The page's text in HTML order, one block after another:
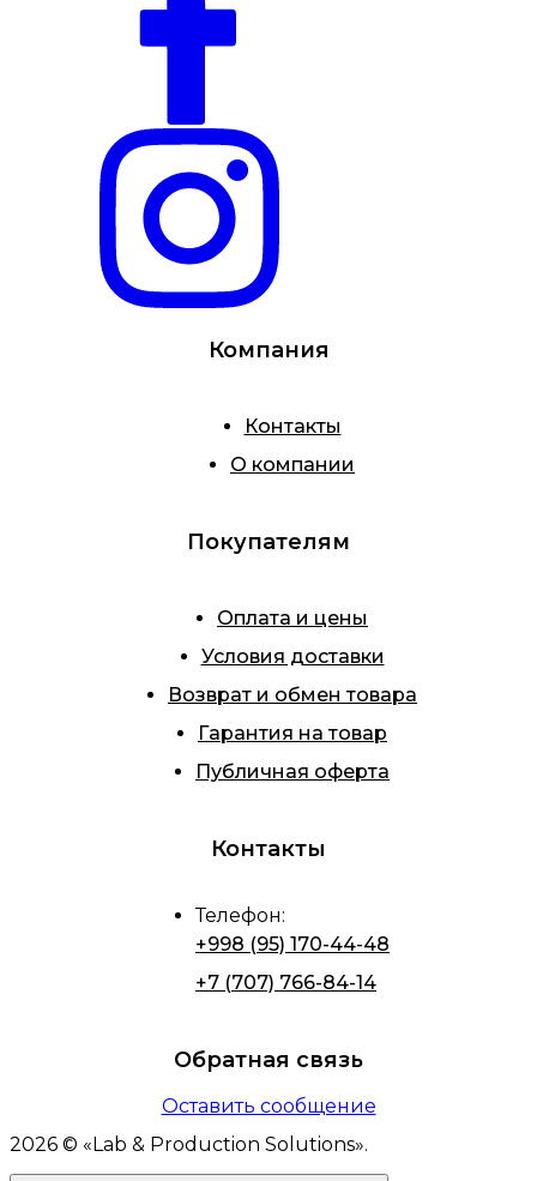
Компания
Контакты
О компании
Покупателям
Оплата и цены
Условия доставки
Возврат и обмен товара
Гарантия на товар
Публичная оферта
Контакты
Телефон:
+998 (95) 170-44-48
+7 (707) 766-84-14
Обратная связь
Оставить сообщение
2026 © « Lab & Production Solutions».